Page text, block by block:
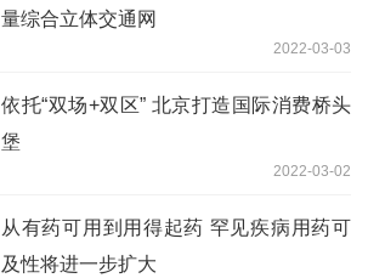
量综合立体交通网
2022-03-03
依托“双场+双区” 北京打造国际消费桥头
堡
2022-03-02
从有药可用到用得起药 罕见疾病用药可
及性将进一步扩大